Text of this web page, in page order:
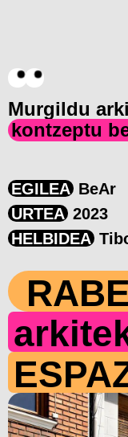
Murgildu
kontzeptu
EGILEA BeAr
URTEA 2023
HELBIDEA